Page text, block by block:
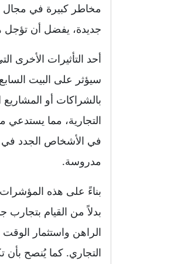
مخاطر كبيرة في مجال
جديدة، يفضل أن
أحد التأثيرات الأخرى
سيؤثر على البيت
بالشراكات أو
التجارية، مما
في الأشخاص الجدد في
مدروسة.
بناءً على هذه
بدلاً من القيام
الراهن واستثمار
التجاري. كما يُنصح بأن